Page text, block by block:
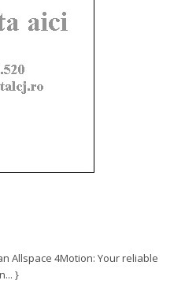
Allspace 4Motion: Your reliable
}